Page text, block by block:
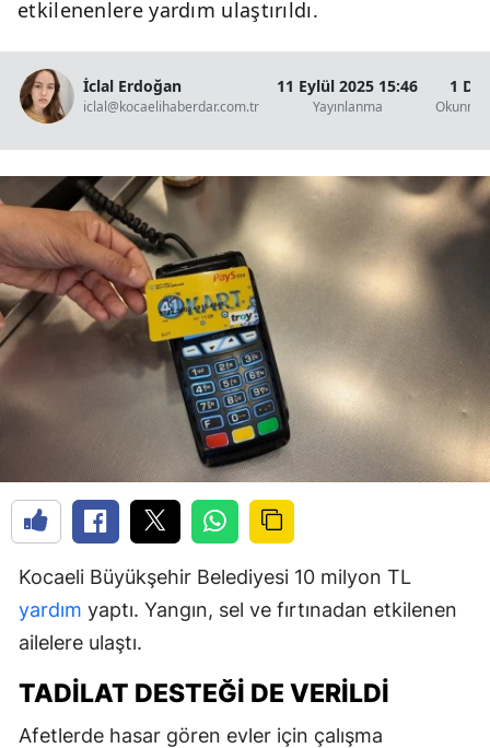
etkilenenlere yardım ulaştırıldı.
İclal Erdoğan
iclal@kocaelihaberdar.com.tr
11 Eylül 2025 15:46
Yayınlanma
1
Okunma
Kocaeli Büyükşehir Belediyesi 10 milyon TL
yardım yaptı. Yangın, sel ve fırtınadan etkilenen
ailelere ulaştı.
TADILAT DESTEĞI DE VERILDI
Afetlerde hasar gören evler için çalışma